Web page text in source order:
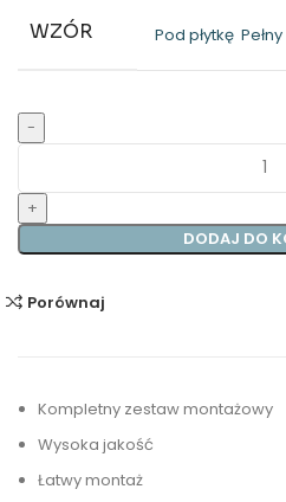
WZÓR Pod płytkę Pełny
ilość
punktowy
stalowy
Pełny
DODAJ DO
Porównaj
Kompletny zestaw montażowy
Wysoka jakość
Łatwy montaż